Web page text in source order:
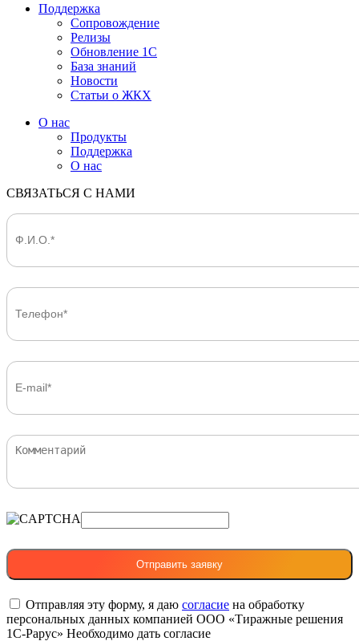
Поддержка
Сопровождение
Релизы
Обновление 1С
База знаний
Новости
Статьи о ЖКХ
О нас
Продукты
Поддержка
О нас
СВЯЗАТЬСЯ С НАМИ
Отправляя эту форму, я даю согласие на обработку
персональных данных компанией ООО «Тиражные решения
1С-Рарус» Необходимо дать согласие